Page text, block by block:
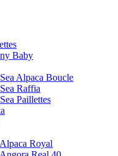
Baby
Alpaca Boucle
Raffia
Paillettes
Royal